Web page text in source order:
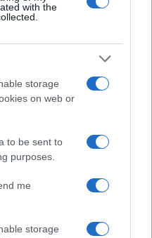
with the
storage
on web or
to be sent to
purposes.
me
storage
da un miliardo e il